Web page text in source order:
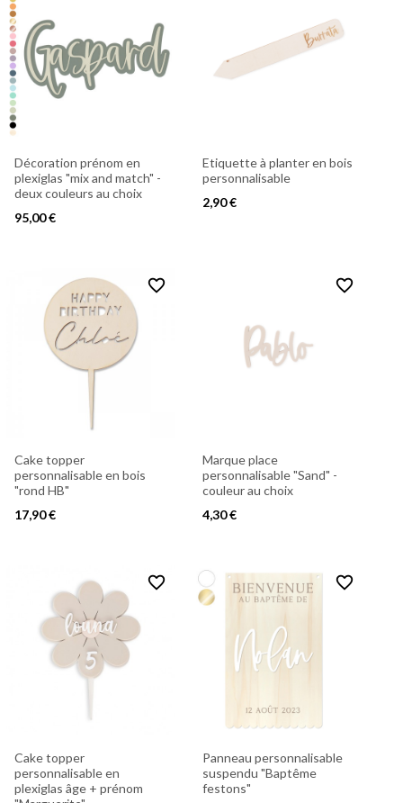
Décoration prénom en
plexiglas "mix and match" -
deux couleurs au choix
95,00 €
Etiquette à planter en bois
personnalisable
2,90 €
favorite_border
Cake topper
personnalisable en bois
"rond HB"
17,90 €
favorite_border
Marque place
personnalisable "Sand" -
couleur au choix
4,30 €
favorite_border
Cake topper
personnalisable en
plexiglas âge + prénom
favorite_border
Panneau personnalisable
suspendu "Baptême
festons"